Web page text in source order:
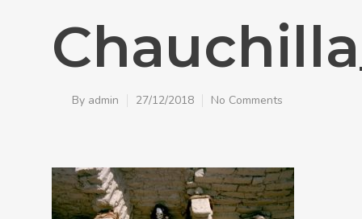
By admin 27/12/2018 No Comments